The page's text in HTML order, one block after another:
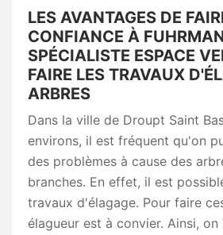
LES AVANTAGES DE
CONFIANCE À
SPÉCIALISTE ESPACE
FAIRE LES TRAVAUX
ARBRES
Dans la ville de Droupt Saint
environs, il est fréquent qu'on
des problèmes à cause des
branches. En effet, il est
travaux d'élagage. Pour faire
élagueur est à convier. Ainsi,